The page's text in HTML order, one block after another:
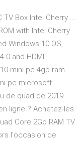
TV Box Intel Cherry ...
with Intel Cherry
Windows 10 OS,
and HDMI ...
mini pc 4gb ram
pc microsoft
de quad de 2019.
ligne ? Achetez-les
Core 2Go RAM TV
l'occasion de